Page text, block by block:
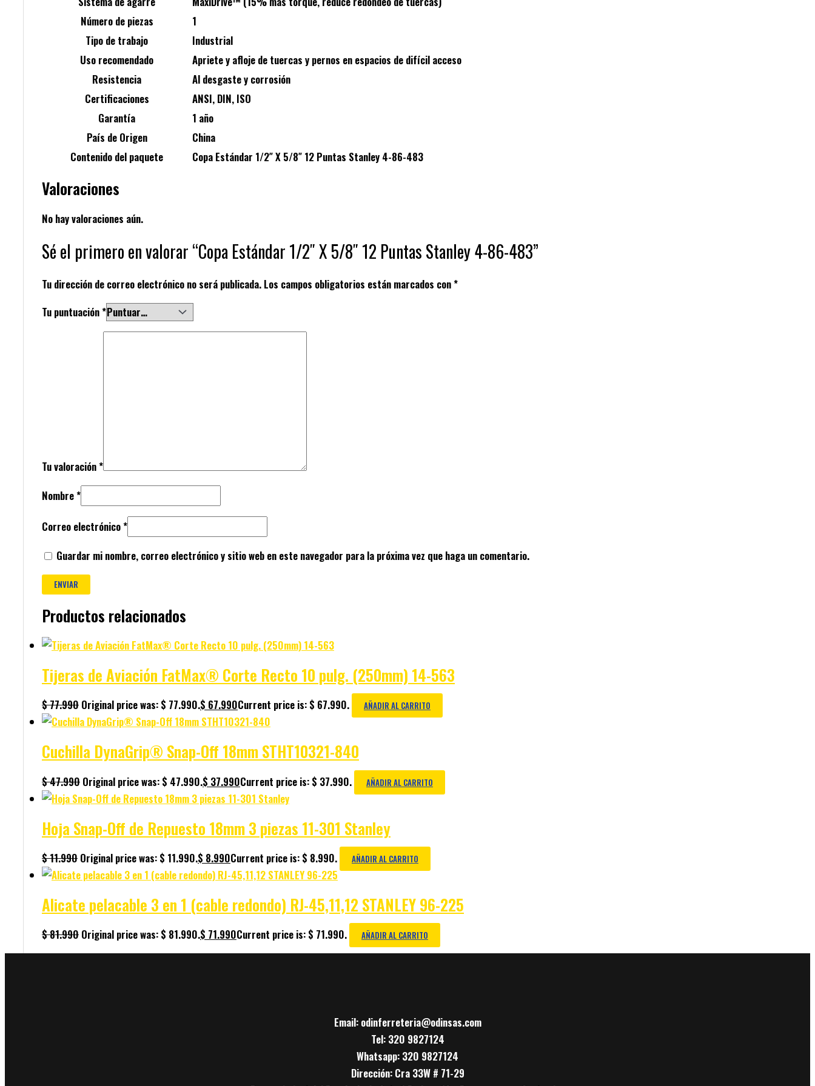
Número de piezas
1
Tipo de trabajo
Industrial
Uso recomendado
Apriete y afloje de tuercas y pernos en espacios de difícil acceso
Resistencia
Al desgaste y corrosión
Certificaciones
ANSI, DIN, ISO
Garantía
1 año
País de Origen
China
Contenido del paquete
Copa Estándar 1/2″ X 5/8″ 12 Puntas Stanley 4-86-483
Valoraciones
No hay valoraciones aún.
Sé el primero en valorar “Copa Estándar 1/2″ X 5/8″ 12 Puntas Stanley 4-86-483”
Tu dirección de correo electrónico no será publicada. Los campos obligatorios están marcados con*
Tu puntuación*
Tu valoración*
Nombre*
Correo electrónico*
Guardar mi nombre, correo electrónico y sitio web en este navegador para la próxima vez que haga un comentario.
Productos relacionados
Tijeras de Aviación FatMax® Corte Recto 10 pulg. (250mm) 14-563
$77.990 Original price was: $ 77.990.$ 67.990Current price is: $ 67.990. AÑADIR AL CARRITO
Cuchilla DynaGrip® Snap-Off 18mm STHT10321-840
$47.990 Original price was: $ 47.990.$ 37.990Current price is: $ 37.990. AÑADIR AL CARRITO
Hoja Snap-Off de Repuesto 18mm 3 piezas 11-301 Stanley
$11.990 Original price was: $ 11.990.$ 8.990Current price is: $ 8.990. AÑADIR AL CARRITO
Alicate pelacable 3 en 1 (cable redondo) RJ-45,11,12 STANLEY 96-225
$81.990 Original price was: $ 81.990.$ 71.990Current price is: $ 71.990. AÑADIR AL CARRITO
Email: odinferreteria@odinsas.com
Tel: 320 9827124
Whatsapp: 320 9827124
Dirección: Cra 33W # 71-29